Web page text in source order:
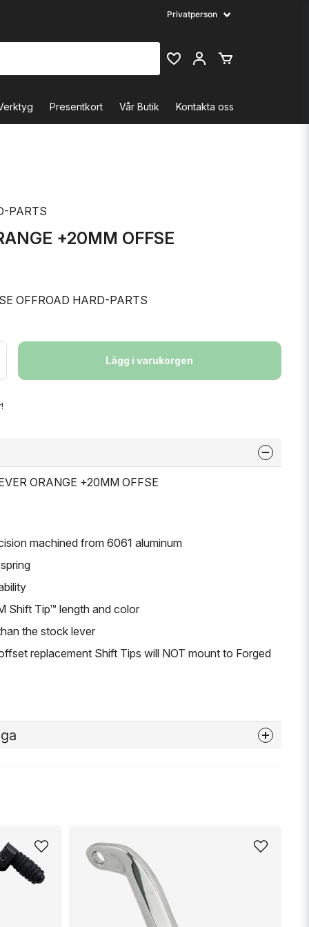
Presentkort Vår Butik Kontakta oss
PARTS
+20MM OFFSE
OFFROAD HARD-PARTS
Lägg i varukorgen
ORANGE +20MM OFFSE
machined from 6061 aluminum
Shift Tip™ length and color
the stock lever
replacement Shift Tips will NOT mount to Forged
email
Mejladress